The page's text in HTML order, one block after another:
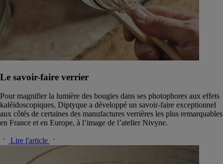
Le savoir-faire verrier
Pour magnifier la lumière des bougies dans ses photophores aux effets
kaléidoscopiques, Diptyque a développé un savoir-faire exceptionnel
aux côtés de certaines des manufactures verrières les plus remarquables
en France et en Europe, à l’image de l’atelier Nivyne.
Lire l'article